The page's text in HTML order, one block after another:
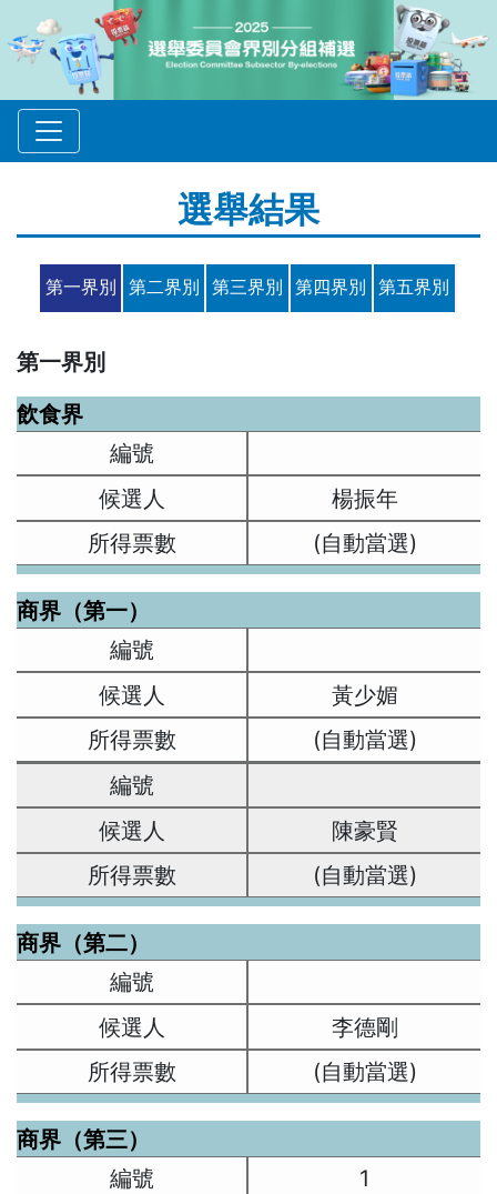
選舉結果
第一界別 第二界別 第三界別 第四界別 第五界別
第一界別
飲食界
楊振年
(自動當選)
商界（第一）
黃少媚
(自動當選)
陳豪賢
(自動當選)
商界（第二）
李德剛
(自動當選)
商界（第三）
1